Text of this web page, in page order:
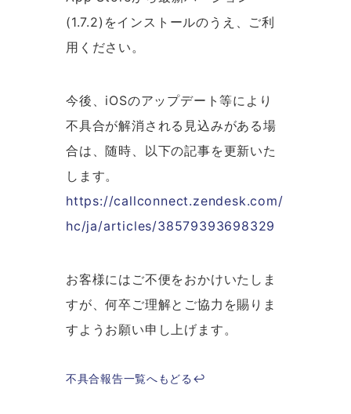
(1.7.2)をインストールのうえ、ご利
用ください。
今後、iOSのアップデート等により
不具合が解消される見込みがある場
合は、随時、以下の記事を更新いた
します。
https://callconnect.zendesk.com/
hc/ja/articles/38579393698329
お客様にはご不便をおかけいたしま
すが、何卒ご理解とご協力を賜りま
すようお願い申し上げます。
不具合報告一覧へもどる↩︎